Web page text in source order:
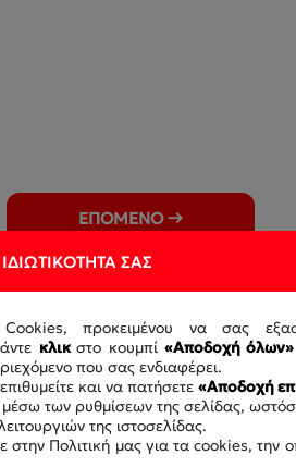
ΕΠΟΜΕΝΟ →
ΣΑΣ
προκειμένου να σας
κλικστο κουμπί «Αποδοχή όλων»
που σας ενδιαφέρει.
και να πατήσετε «Αποδοχή
των ρυθμίσεων της σελίδας,
της ιστοσελίδας.
Πολιτική μας για τα cookies, την